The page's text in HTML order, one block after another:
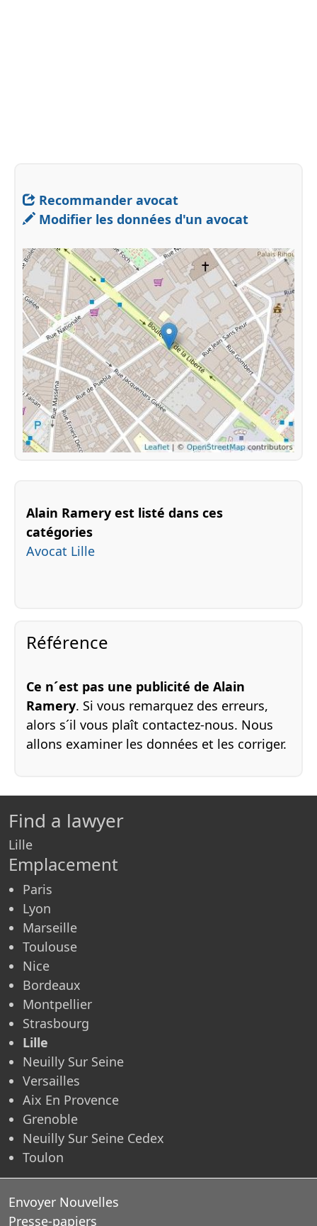
Recommander avocat
Modifier les données d'un avocat
Alain Ramery est listé dans ces
catégories
Avocat Lille
Référence
Ce n´est pas une publicité de Alain
Ramery. Si vous remarquez des erreurs,
alors s´il vous plaît contactez-nous. Nous
allons examiner les données et les corriger.
Find a lawyer
Lille
Emplacement
Paris
Lyon
Marseille
Toulouse
Nice
Bordeaux
Montpellier
Strasbourg
Lille
Neuilly Sur Seine
Versailles
Aix En Provence
Grenoble
Neuilly Sur Seine Cedex
Toulon
Envoyer Nouvelles
Presse-papiers